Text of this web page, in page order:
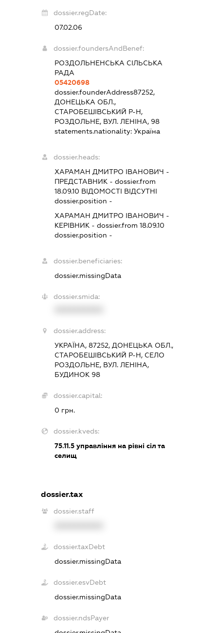
dossier.regDate:
07.02.06
dossier.foundersAndBenef:
РОЗДОЛЬНЕНСЬКА СІЛЬСЬКА
РАДА
05420698
dossier.founderAddress87252,
ДОНЕЦЬКА ОБЛ.,
СТАРОБЕШІВСЬКИЙ Р-Н,
РОЗДОЛЬНЕ, ВУЛ. ЛЕНІНА, 98
statements.nationality: Україна
dossier.heads:
ХАРАМАН ДМИТРО ІВАНОВИЧ -
ПРЕДСТАВНИК- dossier.from
18.09.10 ВІДОМОСТІ ВІДСУТНІ
dossier.position -
ХАРАМАН ДМИТРО ІВАНОВИЧ -
КЕРІВНИК- dossier.from 18.09.10
dossier.position -
dossier.beneficiaries:
dossier.missingData
dossier.smida:
dossier.address:
УКРАЇНА, 87252, ДОНЕЦЬКА ОБЛ.,
СТАРОБЕШІВСЬКИЙ Р-Н, СЕЛО
РОЗДОЛЬНЕ, ВУЛ. ЛЕНІНА,
БУДИНОК 98
dossier.capital:
0 грн.
dossier.kveds:
75.11.5управління на рівні сіл та
селищ
dossier.tax
dossier.staff
dossier.taxDebt
dossier.missingData
dossier.esvDebt
dossier.missingData
dossier.ndsPayer